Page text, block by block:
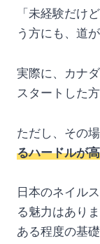
「未経験だけ
う方にも、道
実際に、カナ
スタートした
ただし、その
るハードルが
日本のネイル
る魅力はあり
ある程度の基